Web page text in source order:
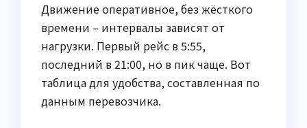
Движение оперативное, без жёсткого
времени – интервалы зависят от
нагрузки. Первый рейс в 5:55,
последний в 21:00, но в пик чаще. Вот
таблица для удобства, составленная по
данным перевозчика.